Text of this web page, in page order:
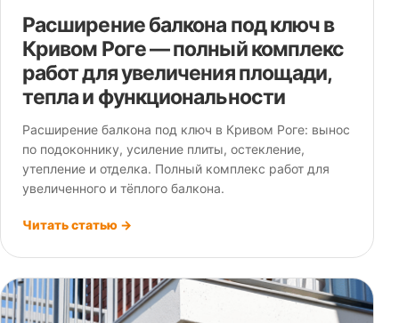
Расширение балкона под ключ в
Кривом Роге — полный комплекс
работ для увеличения площади,
тепла и функциональности
Расширение балкона под ключ в Кривом Роге: вынос
по подоконнику, усиление плиты, остекление,
утепление и отделка. Полный комплекс работ для
увеличенного и тёплого балкона.
Читать статью →